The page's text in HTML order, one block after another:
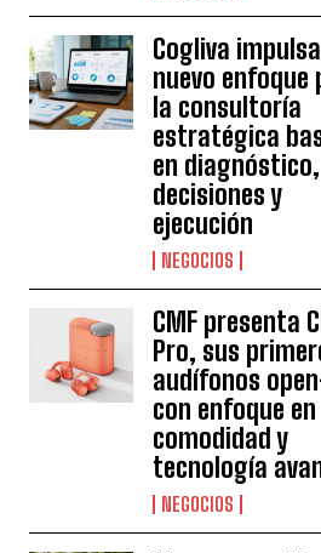
Cogliva
nuevo enfoque
la consultoría
estratégica
en diagnóstico,
decisiones y
ejecución
NEGOCIOS
CMF presenta
Pro, sus
audífonos
con enfoque en
comodidad y
tecnología
NEGOCIOS